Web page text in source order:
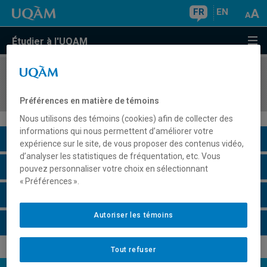
FR EN
Étudier à l'UQAM
COURS//
Description du cours
Horaire - Été 2026
Préférences en matière de témoins
Nous utilisons des témoins (cookies) afin de collecter des
informations qui nous permettent d’améliorer votre
expérience sur le site, de vous proposer des contenus vidéo,
d’analyser les statistiques de fréquentation, etc. Vous
pouvez personnaliser votre choix en sélectionnant
« Préférences ».
Tout refuser
Autoriser les témoins